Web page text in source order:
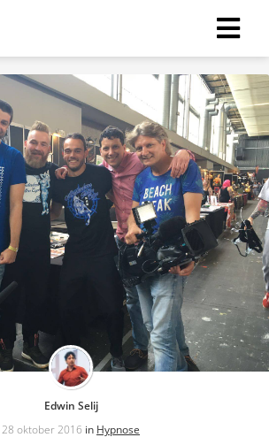
Edwin Selij
28 oktober 2016 in Hypnose